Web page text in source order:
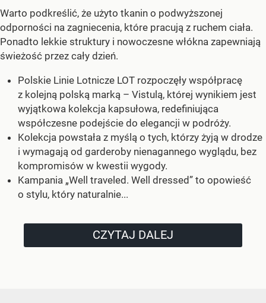
Warto podkreślić, że użyto tkanin o podwyższonej
odporności na zagniecenia, które pracują z ruchem ciała.
Ponadto lekkie struktury i nowoczesne włókna zapewniają
świeżość przez cały dzień.
Polskie Linie Lotnicze LOT rozpoczęły współpracę
z kolejną polską marką – Vistulą, której wynikiem jest
wyjątkowa kolekcja kapsułowa, redefiniująca
współczesne podejście do elegancji w podróży.
Kolekcja powstała z myślą o tych, którzy żyją w drodze
i wymagają od garderoby nienagannego wyglądu, bez
kompromisów w kwestii wygody.
Kampania „Well traveled. Well dressed” to opowieść
o stylu, który naturalnie...
CZYTAJ DALEJ